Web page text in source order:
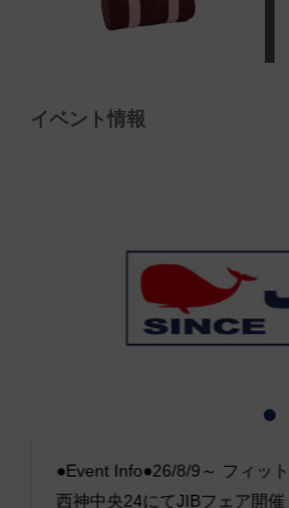
イベント情報
●Event Info●26/8/9～ フィッ
西神中央24にてJIBフェア開催
2